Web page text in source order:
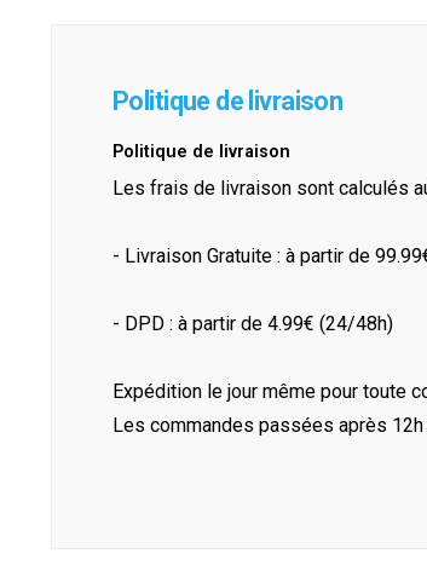
Politique de livraison
Politique de livraison
Les frais de livraison sont calculés
- Livraison Gratuite : à partir de
- DPD : à partir de 4.99€ (24/48h)
Expédition le jour même pour toute
Les commandes passées après